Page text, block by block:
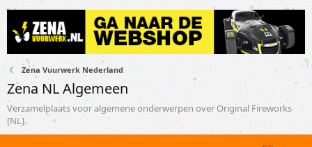
Zena Vuurwerk Nederland
Zena NL Algemeen
Verzamelplaats voor algemene onderwerpen over Original Fireworks
[NL].